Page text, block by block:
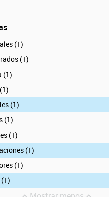
(1)
(1)
(1)
(1)
(1)
(1)
(1)
(1)